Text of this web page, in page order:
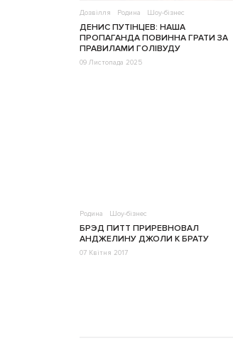
Дозвілля Родина Шоу-бізнес
ДЕНИС ПУТІНЦЕВ: НАША
ПРОПАГАНДА ПОВИННА ГРАТИ ЗА
ПРАВИЛАМИ ГОЛІВУДУ
09 Листопада 2025
Родина Шоу-бізнес
БРЭД ПИТТ ПРИРЕВНОВАЛ
АНДЖЕЛИНУ ДЖОЛИ К БРАТУ
07 Квітня 2017